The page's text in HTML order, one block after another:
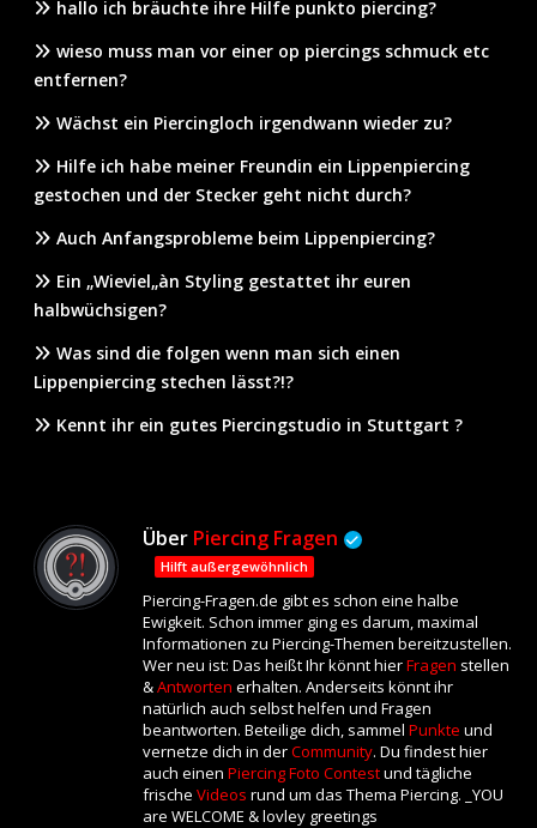
hallo ich bräuchte ihre Hilfe punkto piercing?
wieso muss man vor einer op piercings schmuck etc
entfernen?
Wächst ein Piercingloch irgendwann wieder zu?
Hilfe ich habe meiner Freundin ein Lippenpiercing
gestochen und der Stecker geht nicht durch?
Auch Anfangsprobleme beim Lippenpiercing?
Ein „Wieviel„àn Styling gestattet ihr euren
halbwüchsigen?
Was sind die folgen wenn man sich einen
Lippenpiercing stechen lässt?!?
Kennt ihr ein gutes Piercingstudio in Stuttgart ?
Über Piercing Fragen
Hilft außergewöhnlich
Piercing-Fragen.de gibt es schon eine halbe
Ewigkeit. Schon immer ging es darum, maximal
Informationen zu Piercing-Themen bereitzustellen.
Wer neu ist: Das heißt Ihr könnt hierFragen stellen
&Antworten erhalten. Anderseits könnt ihr
natürlich auch selbst helfen und Fragen
beantworten. Beteilige dich, sammel Punkte und
vernetze dich in derCommunity. Du findest hier
auch einen Piercing Foto Contestund tägliche
frische Videos rund um das Thema Piercing. _YOU
are WELCOME & lovley greetings